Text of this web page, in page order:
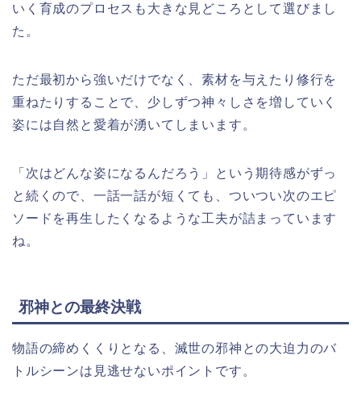
いく育成のプロセスも大きな見どころとして選びまし
た。
ただ最初から強いだけでなく、素材を与えたり修行を
重ねたりすることで、少しずつ神々しさを増していく
姿には自然と愛着が湧いてしまいます。
「次はどんな姿になるんだろう」という期待感がずっ
と続くので、一話一話が短くても、ついつい次のエピ
ソードを再生したくなるような工夫が詰まっています
ね。
邪神との最終決戦
物語の締めくくりとなる、滅世の邪神との大迫力のバ
トルシーンは見逃せないポイントです。